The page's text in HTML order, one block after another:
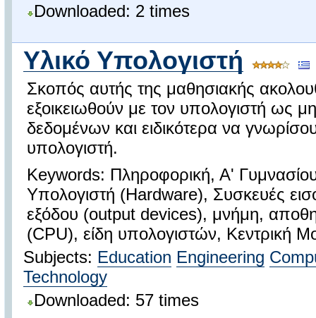
Downloaded: 2 times
Υλικό Υπολογιστή
Σκοπός αυτής της μαθησιακής
εξοικειωθούν με τον υπολογιστή ως
δεδομένων και ειδικότερα να
υπολογιστή.
Keywords: Πληροφορική, Α'
Υπολογιστή (Hardware), Συσκευές
εξόδου (output devices), μνήμη,
(CPU), είδη υπολογιστών, Κεντρική
Subjects: Education Engineering
Technology
Downloaded: 57 times